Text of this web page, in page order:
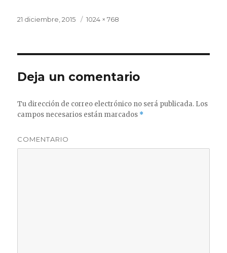
Publicado
21 diciembre, 2015
Tamaño
1024 × 768
Deja un comentario
Tu dirección de correo electrónico no será publicada. Los
campos necesarios están marcados *
COMENTARIO